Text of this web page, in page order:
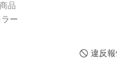
品
ー
違反